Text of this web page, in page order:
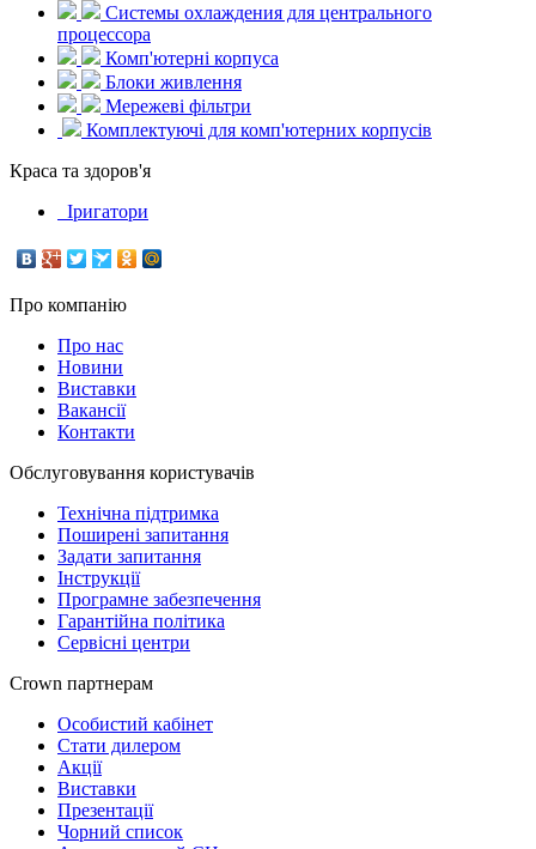
Системы охлаждения для центрального
процессора
Комп'ютерні корпуса
Блоки живлення
Мережеві фільтри
Комплектуючі для комп'ютерних корпусів
Краса та здоров'я
Іригатори
Про компанію
Про нас
Новини
Виставки
Вакансії
Контакти
Обслуговування користувачів
Технічна підтримка
Поширені запитання
Задати запитання
Інструкції
Програмне забезпечення
Гарантійна політика
Сервісні центри
Crown партнерам
Особистий кабінет
Стати дилером
Акції
Виставки
Презентації
Чорний список